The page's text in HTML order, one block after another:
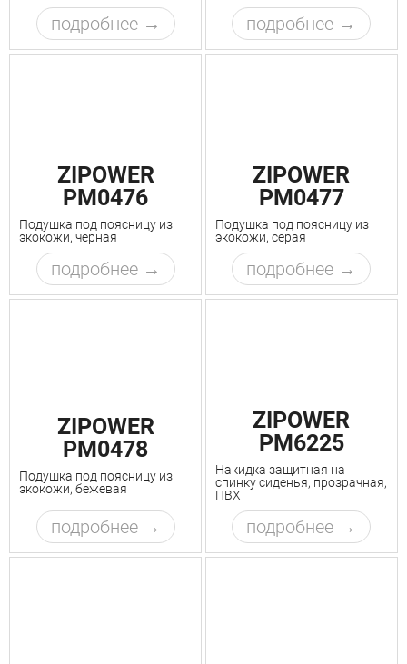
подробнее подробнее
ZIPOWER
PM0476
Подушка под поясницу из
экокожи, черная
подробнее
ZIPOWER
PM0477
Подушка под поясницу из
экокожи, серая
подробнее
ZIPOWER
PM0478
Подушка под поясницу из
экокожи, бежевая
подробнее
ZIPOWER
PM6225
Накидка защитная на
спинку сиденья, прозрачная,
ПВХ
подробнее